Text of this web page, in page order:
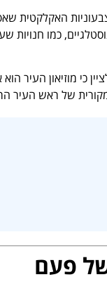
ה-30. המסלול עובר בין עסקים
של ראש העיר
פעם